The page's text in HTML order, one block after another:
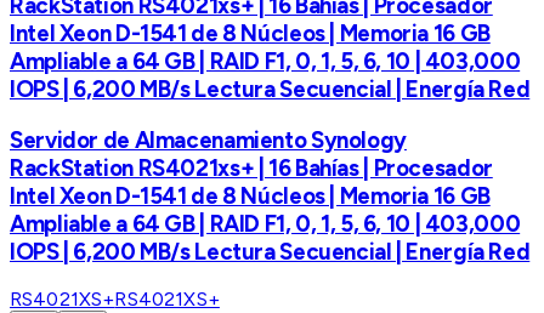
Intel Xeon D-1541 de 8 Núcleos | Memoria 16 GB
Ampliable a 64 GB | RAID F1, 0, 1, 5, 6, 10 | 403,000
IOPS | 6,200 MB/s Lectura Secuencial | Energía Red
Servidor de Almacenamiento Synology
RackStation RS4021xs+ | 16 Bahías | Procesador
Intel Xeon D-1541 de 8 Núcleos | Memoria 16 GB
Ampliable a 64 GB | RAID F1, 0, 1, 5, 6, 10 | 403,000
IOPS | 6,200 MB/s Lectura Secuencial | Energía Red
RS4021XS+RS4021XS+